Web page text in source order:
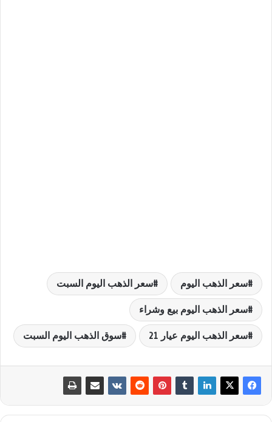
سعر الذهب اليوم سعر الذهب اليوم السبت
سعر الذهب اليوم بيع وشراء
سعر الذهب اليوم عيار 21 سوق الذهب اليوم السبت